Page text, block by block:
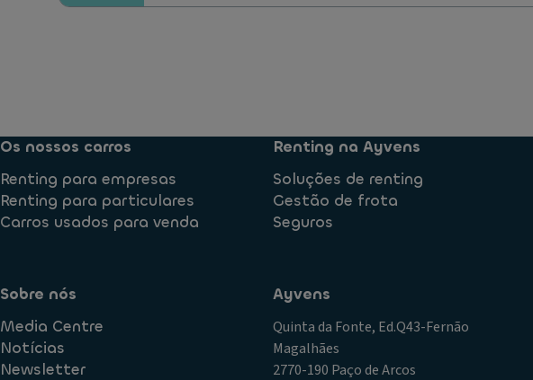
Os nossos carros
Renting para empresas
Renting para particulares
Carros usados para venda
Renting na Ayvens
Soluções de renting
Gestão de frota
Seguros
Sobre nós
Media Centre
Notícias
Newsletter
Ayvens
Quinta da Fonte, Ed.Q43-Fernão
Magalhães
2770-190 Paço de Arcos